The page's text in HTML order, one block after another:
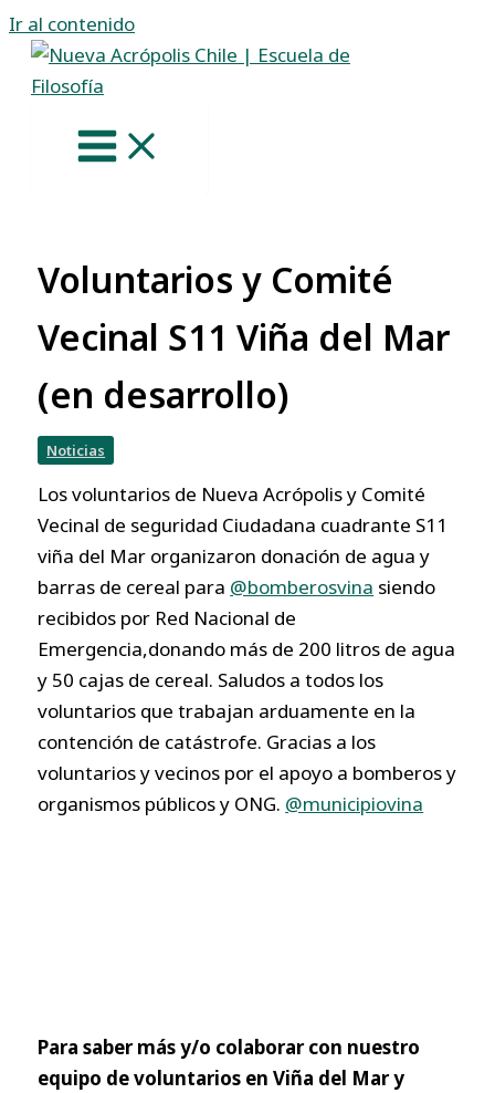
Ir al contenido
Voluntarios y Comité
Vecinal S11 Viña del Mar
(en desarrollo)
Noticias
Los voluntarios de Nueva Acrópolis y Comité
Vecinal de seguridad Ciudadana cuadrante S11
viña del Mar organizaron donación de agua y
barras de cereal para @bomberosvina siendo
recibidos por Red Nacional de
Emergencia,donando más de 200 litros de agua
y 50 cajas de cereal. Saludos a todos los
voluntarios que trabajan arduamente en la
contención de catástrofe. Gracias a los
voluntarios y vecinos por el apoyo a bomberos y
organismos públicos y ONG. @municipiovina
Para saber más y/o colaborar con nuestro
equipo de voluntarios en Viña del Mar y